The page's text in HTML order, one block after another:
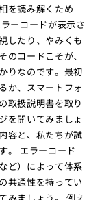
を読み解くため
ーコードが表示さ
したり、やみくも
コードこそが、
りなのです。最初
か、スマートフォ
取扱説明書を取り
を開いてみましょ
容と、私たちが試
。 エラーコード
ど）によって体系
共通性を持ってい
みましょう。 例え